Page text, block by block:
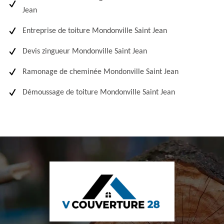
Jean
Entreprise de toiture Mondonville Saint Jean
Devis zingueur Mondonville Saint Jean
Ramonage de cheminée Mondonville Saint Jean
Démoussage de toiture Mondonville Saint Jean